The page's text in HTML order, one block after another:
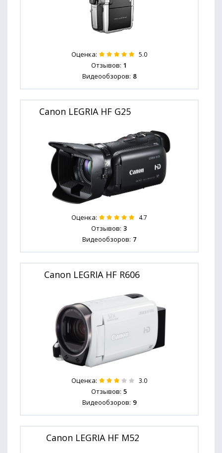
Оценка: 5.0
Отзывов: 1
Видеообзоров: 8
Canon LEGRIA HF G25
Оценка: 4.7
Отзывов: 3
Видеообзоров: 7
Canon LEGRIA HF R606
Оценка: 3.0
Отзывов: 5
Видеообзоров: 9
Canon LEGRIA HF M52